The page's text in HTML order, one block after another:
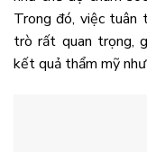
Trong đó, việc tuân
trò rất quan trọng,
kết quả thẩm mỹ